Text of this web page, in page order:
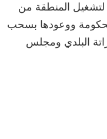
المنطقة من
ووعودها بسحب
البلدي ومجلس